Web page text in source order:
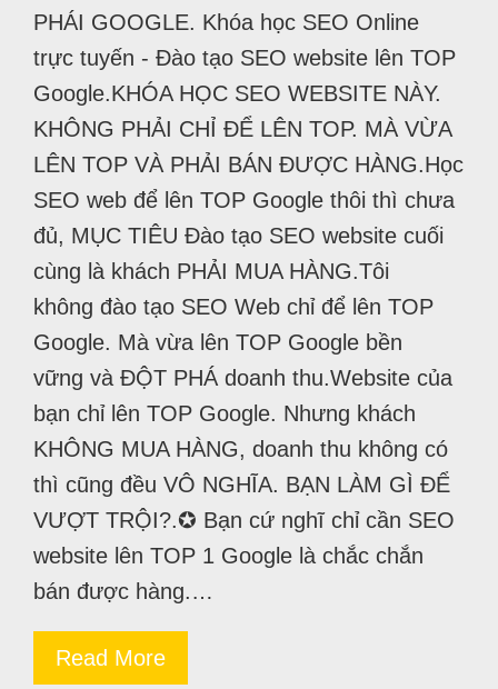
PHÁI GOOGLE. Khóa học SEO Online
trực tuyến - Đào tạo SEO website lên TOP
Google.KHÓA HỌC SEO WEBSITE NÀY.
KHÔNG PHẢI CHỈ ĐỂ LÊN TOP. MÀ VỪA
LÊN TOP VÀ PHẢI BÁN ĐƯỢC HÀNG.Học
SEO web để lên TOP Google thôi thì chưa
đủ, MỤC TIÊU Đào tạo SEO website cuối
cùng là khách PHẢI MUA HÀNG.Tôi
không đào tạo SEO Web chỉ để lên TOP
Google. Mà vừa lên TOP Google bền
vững và ĐỘT PHÁ doanh thu.Website của
bạn chỉ lên TOP Google. Nhưng khách
KHÔNG MUA HÀNG, doanh thu không có
thì cũng đều VÔ NGHĨA. BẠN LÀM GÌ ĐỂ
VƯỢT TRỘI?.✪ Bạn cứ nghĩ chỉ cần SEO
website lên TOP 1 Google là chắc chắn
bán được hàng.…
Read More